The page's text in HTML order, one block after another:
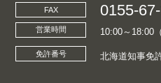
FAX 0155-
営業時間 10:00～18:00
免許番号 北海道知事免